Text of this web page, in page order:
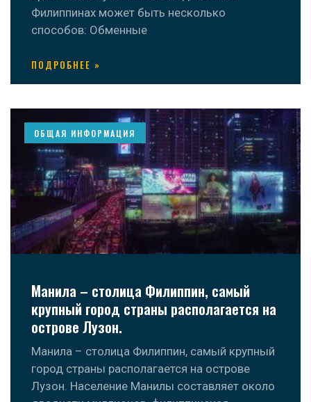
Филиппинах может быть несколько
способов: Обменные
ПОДРОБНЕЕ »
ОБЩАЯ ИНФОРМАЦИЯ
Манила – столица Филиппин, самый
крупный город страны располагается на
острове Лузон.
Манила – столица Филиппин, самый крупный
город страны располагается на острове
Лузон. Население Манилы составляет около